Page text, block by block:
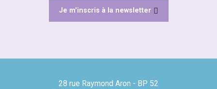
Je m'inscris à la newsletter
28 rue Raymond Aron - BP 52